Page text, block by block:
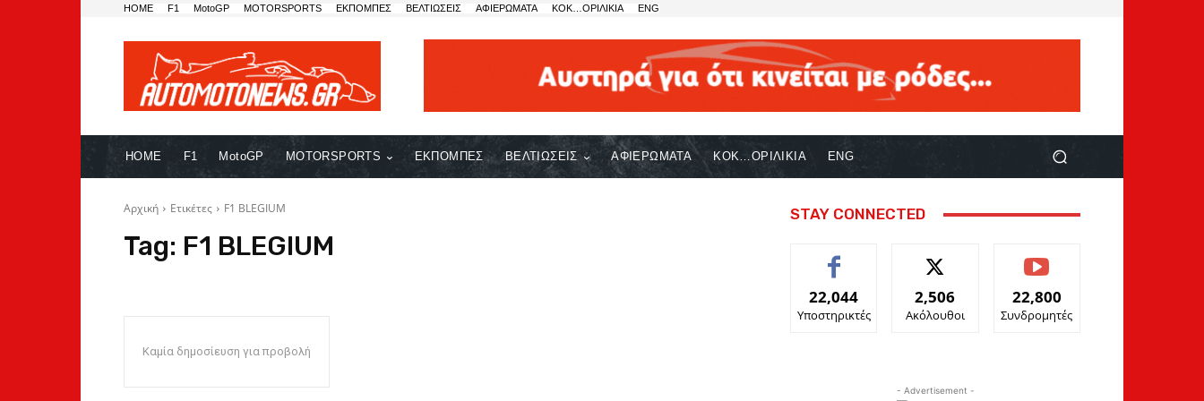
HOME F1 MotoGP MOTORSPORTS ΕΚΠΟΜΠΕΣ ΒΕΛΤΙΩΣΕΙΣ ΑΦΙΕΡΩΜΑΤΑ ΚΟΚ…ΟΡΙΛΙΚΙΑ ENG
HOME F1 MotoGP MOTORSPORTS ΕΚΠΟΜΠΕΣ ΒΕΛΤΙΩΣΕΙΣ ΑΦΙΕΡΩΜΑΤΑ ΚΟΚ…ΟΡΙΛΙΚΙΑ ENG
Αρχική Ετικέτες F1 BLEGIUM
Tag: F1 BLEGIUM
Καμία δημοσίευση για προβολή
STAY CONNECTED
22,044
Υποστηρικτές
2,506
Ακόλουθοι
22,800
Συνδρομητές
- Advertisement -